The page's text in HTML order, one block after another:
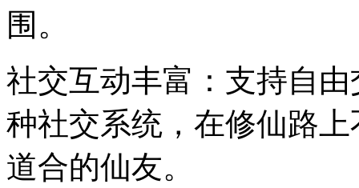
围。
社交互动丰富：支持自
种社交系统，在修仙路
道合的仙友。